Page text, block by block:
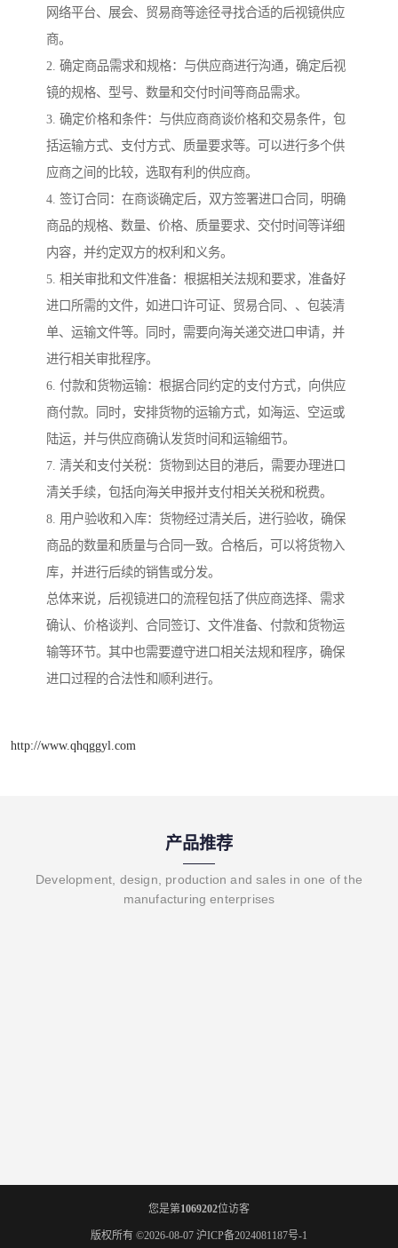
网络平台、展会、贸易商等途径寻找合适的后视镜供应
商。
2. 确定商品需求和规格：与供应商进行沟通，确定后视
镜的规格、型号、数量和交付时间等商品需求。
3. 确定价格和条件：与供应商商谈价格和交易条件，包
括运输方式、支付方式、质量要求等。可以进行多个供
应商之间的比较，选取有利的供应商。
4. 签订合同：在商谈确定后，双方签署进口合同，明确
商品的规格、数量、价格、质量要求、交付时间等详细
内容，并约定双方的权利和义务。
5. 相关审批和文件准备：根据相关法规和要求，准备好
进口所需的文件，如进口许可证、贸易合同、、包装清
单、运输文件等。同时，需要向海关递交进口申请，并
进行相关审批程序。
6. 付款和货物运输：根据合同约定的支付方式，向供应
商付款。同时，安排货物的运输方式，如海运、空运或
陆运，并与供应商确认发货时间和运输细节。
7. 清关和支付关税：货物到达目的港后，需要办理进口
清关手续，包括向海关申报并支付相关关税和税费。
8. 用户验收和入库：货物经过清关后，进行验收，确保
商品的数量和质量与合同一致。合格后，可以将货物入
库，并进行后续的销售或分发。
总体来说，后视镜进口的流程包括了供应商选择、需求
确认、价格谈判、合同签订、文件准备、付款和货物运
输等环节。其中也需要遵守进口相关法规和程序，确保
进口过程的合法性和顺利进行。
http://www.qhqggyl.com
产品推荐
Development, design, production and sales in one of the
manufacturing enterprises
您是第1069202位访客
版权所有 ©2026-08-07 沪ICP备2024081187号-1